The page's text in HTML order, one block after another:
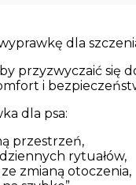
dla
przyzwyczaić się
i
dla psa:
przestrzeń,
rytuałów,
zmianą otoczenia,